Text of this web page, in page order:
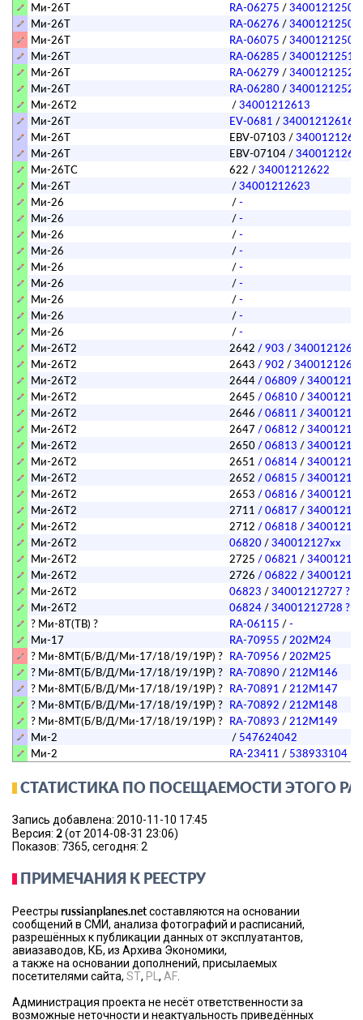
Ми-26Т
RA-06275 /34001212503
Ми-26Т
RA-06276 /34001212504
Ми-26Т
RA-06075 /34001212505
Ми-26Т
RA-06285 /34001212511
Ми-26Т
RA-06279 /34001212522
Ми-26Т
RA-06280 /34001212523
Ми-26Т2
/34001212613
Ми-26Т
EV-0681 /34001212616
Ми-26Т
EBV-07103 /
Ми-26Т
EBV-07104 /
Ми-26ТС
622 /34001212622
Ми-26Т
/34001212623
Ми-26
/-
Ми-26
/-
Ми-26
/-
Ми-26
/-
Ми-26
/-
Ми-26
/-
Ми-26
/-
Ми-26
/-
Ми-26
/-
Ми-26Т2
2642 / 903 /
Ми-26Т2
2643 / 902 /
Ми-26Т2
2644 / 06809 /
Ми-26Т2
2645 / 06810 /
Ми-26Т2
2646 / 06811 /
Ми-26Т2
2647 / 06812 /
Ми-26Т2
2650 / 06813 /
Ми-26Т2
2651 / 06814 /
Ми-26Т2
2652 / 06815 /
Ми-26Т2
2653 / 06816 /
Ми-26Т2
2711 / 06817 /
Ми-26Т2
2712 / 06818 /
Ми-26Т2
06820 /340012127хх
Ми-26Т2
2725 / 06821 /
Ми-26Т2
2726 / 06822 /
Ми-26Т2
06823 /34001212727 ?
Ми-26Т2
06824 /34001212728 ?
? Ми-8Т(ТВ) ?
RA-06115 /-
Ми-17
RA-70955 /202M24
? Ми-8МТ(Б/В/Д/Ми-17/18/19/19Р) ? RA-70956 /202M25
? Ми-8МТ(Б/В/Д/Ми-17/18/19/19Р) ? RA-70890 /212M146
? Ми-8МТ(Б/В/Д/Ми-17/18/19/19Р) ? RA-70891 /212M147
? Ми-8МТ(Б/В/Д/Ми-17/18/19/19Р) ? RA-70892 /212M148
? Ми-8МТ(Б/В/Д/Ми-17/18/19/19Р) ? RA-70893 /212M149
Ми-2
/ 547624042
Ми-2
RA-23411 / 538933104
СТАТИСТИКА ПО ПОСЕЩАЕМОСТИ ЭТОГО
Запись добавлена: 2010-11-10 17:45
Версия: 2(от 2014-08-31 23:06)
Показов: 7365, сегодня: 2
ПРИМЕЧАНИЯ К РЕЕСТРУ
Реестры russianplanes.netсоставляются на основании
сообщений в СМИ, анализа фотографий и расписаний,
разрешённых к публикации данных от эксплуатантов,
авиазаводов, КБ, из Архива Экономики,
а также на основании дополнений, присылаемых
посетителями сайта, ST, PL , AF
Администрация проекта не несёт ответственности за
возможные неточности и неактуальность приведённых